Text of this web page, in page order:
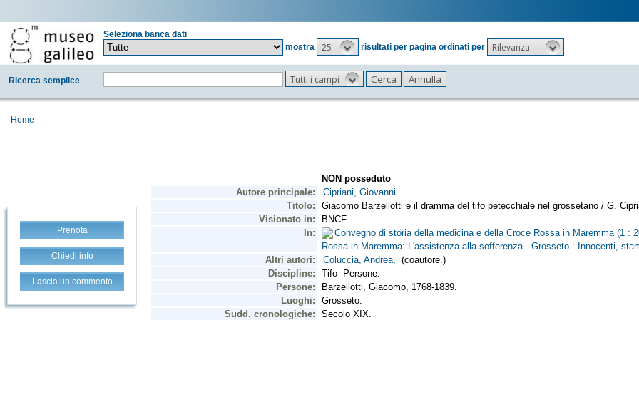
Seleziona banca dati
mostra
25 risultati per pagina ordinati per Rilevanza
Ricerca semplice Tutti i campi
Home
Prenota
Chiedi info
Lascia un commento